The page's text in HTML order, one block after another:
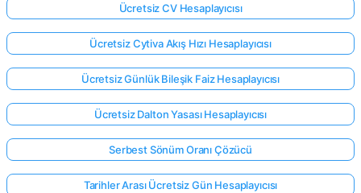
Ücretsiz CV Hesaplayıcısı
Ücretsiz Cytiva Akış Hızı Hesaplayıcısı
Ücretsiz Günlük Bileşik Faiz Hesaplayıcısı
Ücretsiz Dalton Yasası Hesaplayıcısı
Serbest Sönüm Oranı Çözücü
Tarihler Arası Ücretsiz Gün Hesaplayıcısı